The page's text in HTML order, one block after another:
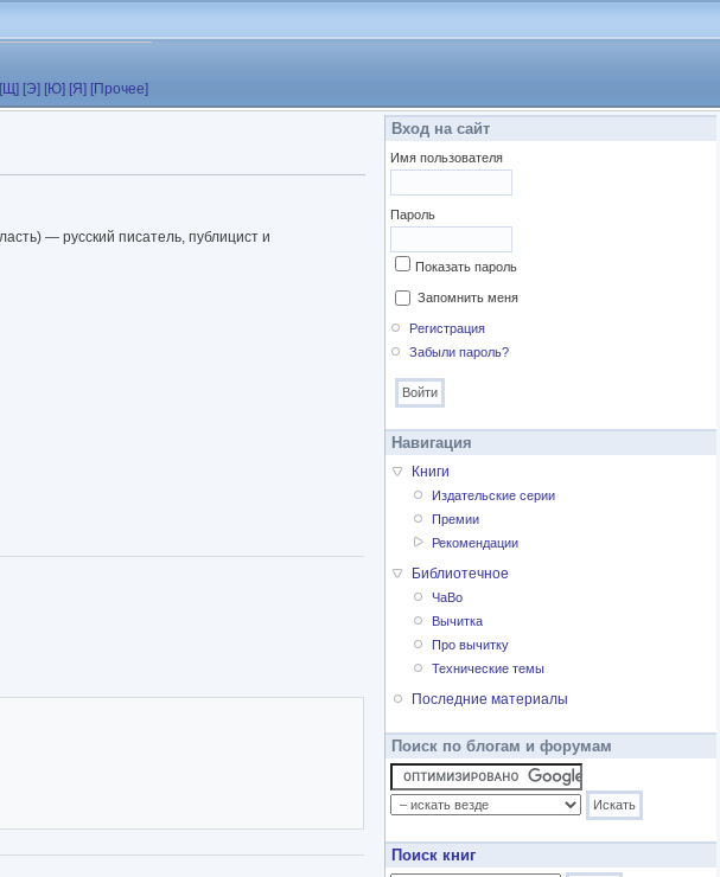
[Щ] [Э] [Ю] [Я] [Прочее]
— русский писатель, публицист и
Вход на сайт
Имя пользователя
Пароль
Показать пароль
Запомнить меня
Регистрация
Забыли пароль?
Навигация
Книги
Издательские серии
Премии
Рекомендации
Библиотечное
ЧаВо
Вычитка
Про вычитку
Технические темы
Последние материалы
Поиск по блогам и форумам
Поиск книг